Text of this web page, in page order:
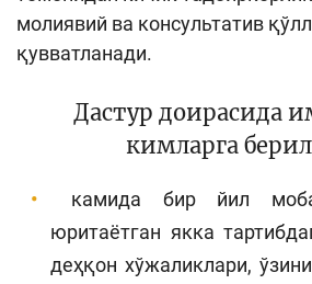
молиявий ва консультатив
қувватланади.
Дастур доирасида
кимларга
камида бир йил
юритаётган якка
деҳқон хўжаликлари,